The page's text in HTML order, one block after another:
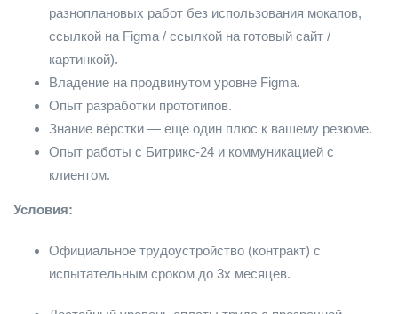
разноплановых работ без использования мокапов,
ссылкой на Figma / ссылкой на готовый сайт /
картинкой).
Владение на продвинутом уровне Figma.
Опыт разработки прототипов.
Знание вёрстки — ещё один плюс к вашему резюме.
Опыт работы с Битрикс-24 и коммуникацией с
клиентом.
Условия:
Официальное трудоустройство (контракт) с
испытательным сроком до 3х месяцев.